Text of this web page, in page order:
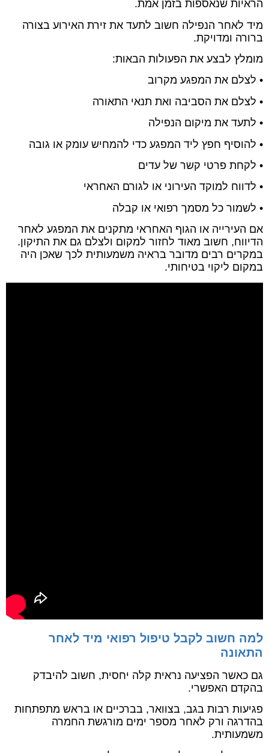
הראיות שנאספות בזמן אמת.
מיד לאחר הנפילה חשוב לתעד את זירת האירוע בצורה
ברורה ומדויקת.
מומלץ לבצע את הפעולות הבאות:
• לצלם את המפגע מקרוב
• לצלם את הסביבה ואת תנאי התאורה
• לתעד את מיקום הנפילה
• להוסיף חפץ ליד המפגע כדי להמחיש עומק או גובה
• לקחת פרטי קשר של עדים
• לדווח למוקד העירוני או לגורם האחראי
• לשמור כל מסמך רפואי או קבלה
אם העירייה או הגוף האחראי מתקנים את המפגע לאחר
הדיווח, חשוב מאוד לחזור למקום ולצלם גם את התיקון.
במקרים רבים מדובר בראיה משמעותית לכך שאכן היה
במקום ליקוי בטיחותי.
למה חשוב לקבל טיפול רפואי מיד לאחר
התאונה
גם כאשר הפציעה נראית קלה יחסית, חשוב להיבדק
בהקדם האפשרי.
פגיעות רבות בגב, בצוואר, בברכיים או בראש מתפתחות
בהדרגה ורק לאחר מספר ימים מורגשת החמרה
משמעותית.